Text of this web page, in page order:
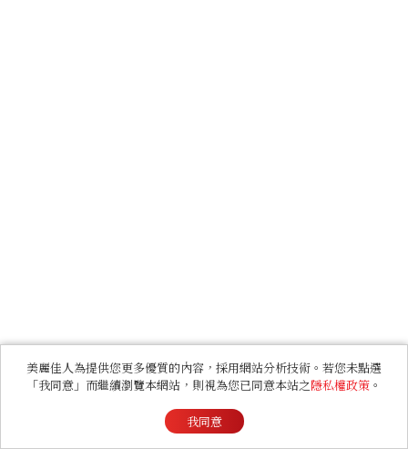
美麗佳人為提供您更多優質的內容，採用網站分析技術。若您未點選
「我同意」而繼續瀏覽本網站，則視為您已同意本站之隱私權政策 。
我同意